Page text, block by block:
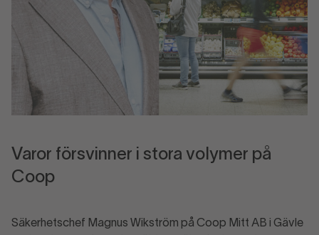
Varor försvinner i stora volymer på
Coop
Säkerhetschef Magnus Wikström på Coop Mitt AB i Gävle